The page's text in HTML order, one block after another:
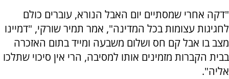
"דקה אחרי שמסתיים יום האבל הנורא, עוברים כולם
לחגיגות עצומות בכל המדינה", אמר תמיר שורקי, "דמיינו
מצב בו אבל קם חס ושלום משבעה ומייד בתום האזכרה
בבית הקברות מזמינים אותו למסיבה, הרי אין סיכוי שתלכו
אליה".